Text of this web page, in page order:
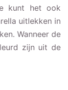
kunt het ook
uitlekken in
Wanneer de
zijn uit de